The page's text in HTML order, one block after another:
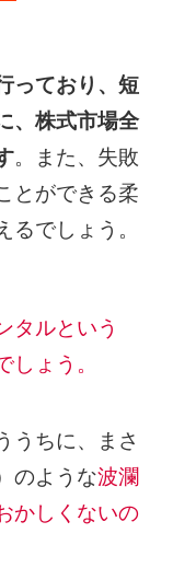
っており、短
、株式市場全
。また、失敗
とができる柔
でしょう。
タルという
しょう。
うちに、まさ
のような波瀾
かしくないの